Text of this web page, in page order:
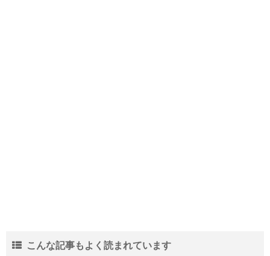
こんな記事もよく読まれています